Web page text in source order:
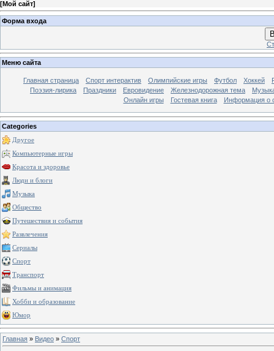
[Мой сайт]
Форма входа
Меню сайта
Главная страница Спорт интерактив Олимпийские игры Футбол Хоккей
Поэзия-лирика
Праздники Евровидение Железнодорожная тема
Онлайн игры
Гостевая книга Информация о
Categories
Другое
Компьютерные игры
Красота и здоровье
Люди и блоги
Музыка
Общество
Путешествия и события
Развлечения
Сериалы
Спорт
Транспорт
Фильмы и анимация
Хобби и образование
Юмор
Главная » Видео » Спорт